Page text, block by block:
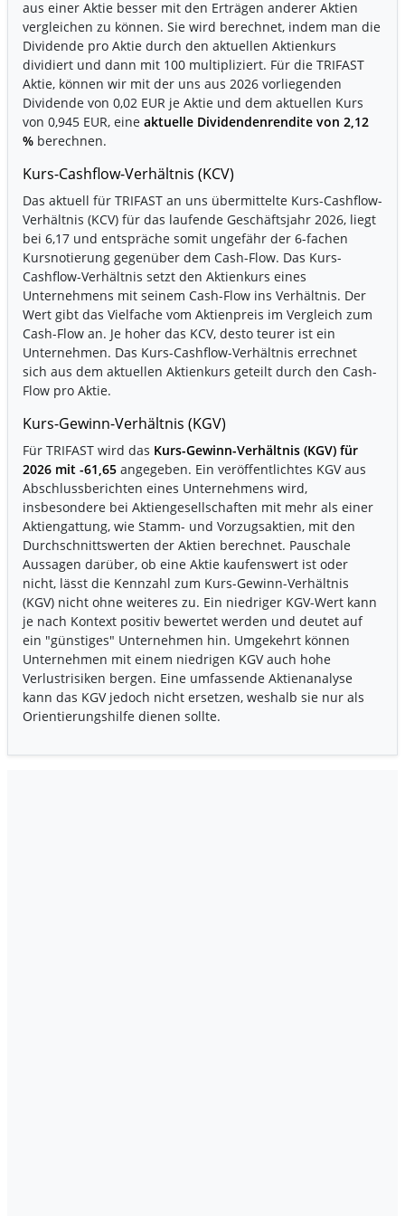
aus einer Aktie besser mit den Erträgen anderer Aktien
vergleichen zu können. Sie wird berechnet, indem man die
Dividende pro Aktie durch den aktuellen Aktienkurs
dividiert und dann mit 100 multipliziert. Für die TRIFAST
Aktie, können wir mit der uns aus 2026 vorliegenden
Dividende von 0,02 EUR je Aktie und dem aktuellen Kurs
von 0,945 EUR, eine aktuelle Dividendenrendite von 2,12
% berechnen.
Kurs-Cashflow-Verhältnis (KCV)
Das aktuell für TRIFAST an uns übermittelte Kurs-Cashflow-
Verhältnis (KCV) für das laufende Geschäftsjahr 2026, liegt
bei 6,17 und entspräche somit ungefähr der 6-fachen
Kursnotierung gegenüber dem Cash-Flow. Das Kurs-
Cashflow-Verhältnis setzt den Aktienkurs eines
Unternehmens mit seinem Cash-Flow ins Verhältnis. Der
Wert gibt das Vielfache vom Aktienpreis im Vergleich zum
Cash-Flow an. Je hoher das KCV, desto teurer ist ein
Unternehmen. Das Kurs-Cashflow-Verhältnis errechnet
sich aus dem aktuellen Aktienkurs geteilt durch den Cash-
Flow pro Aktie.
Kurs-Gewinn-Verhältnis (KGV)
Für TRIFAST wird das Kurs-Gewinn-Verhältnis (KGV) für
2026 mit -61,65 angegeben. Ein veröffentlichtes KGV aus
Abschlussberichten eines Unternehmens wird,
insbesondere bei Aktiengesellschaften mit mehr als einer
Aktiengattung, wie Stamm- und Vorzugsaktien, mit den
Durchschnittswerten der Aktien berechnet. Pauschale
Aussagen darüber, ob eine Aktie kaufenswert ist oder
nicht, lässt die Kennzahl zum Kurs-Gewinn-Verhältnis
(KGV) nicht ohne weiteres zu. Ein niedriger KGV-Wert kann
je nach Kontext positiv bewertet werden und deutet auf
ein "günstiges" Unternehmen hin. Umgekehrt können
Unternehmen mit einem niedrigen KGV auch hohe
Verlustrisiken bergen. Eine umfassende Aktienanalyse
kann das KGV jedoch nicht ersetzen, weshalb sie nur als
Orientierungshilfe dienen sollte.